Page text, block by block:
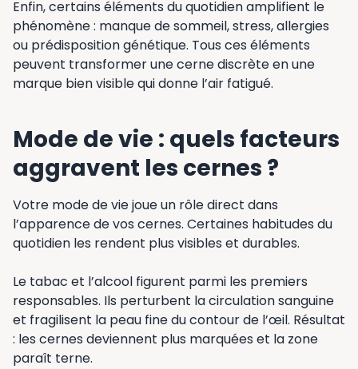
Enfin, certains éléments du quotidien amplifient le
phénomène : manque de sommeil, stress, allergies
ou prédisposition génétique. Tous ces éléments
peuvent transformer une cerne discrète en une
marque bien visible qui donne l’air fatigué.
Mode de vie : quels facteurs
aggravent les cernes ?
Votre mode de vie joue un rôle direct dans
l’apparence de vos cernes. Certaines habitudes du
quotidien les rendent plus visibles et durables.
Le tabac et l’alcool figurent parmi les premiers
responsables. Ils perturbent la circulation sanguine
et fragilisent la peau fine du contour de l’œil. Résultat
: les cernes deviennent plus marquées et la zone
paraît terne.